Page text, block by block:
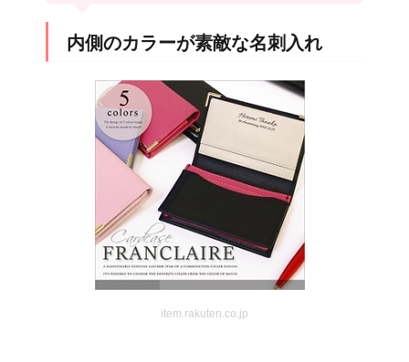
内側のカラーが素敵な名刺入れ
item.rakuten.co.jp